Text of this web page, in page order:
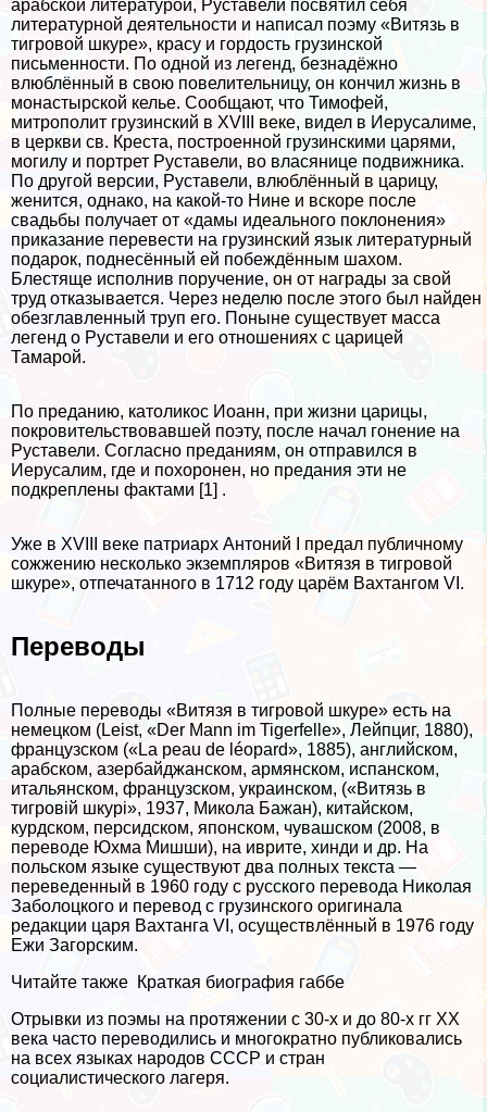
арабской литературой, Руставели посвятил себя
литературной деятельности и написал поэму «Витязь в
тигровой шкуре», красу и гордость грузинской
письменности. По одной из легенд, безнадёжно
влюблённый в свою повелительницу, он кончил жизнь в
монастырской келье. Сообщают, что Тимофей,
митрополит грузинский в XVIII веке, видел в Иерусалиме,
в церкви св. Креста, построенной грузинскими царями,
могилу и портрет Руставели, во власянице подвижника.
По другой версии, Руставели, влюблённый в царицу,
женится, однако, на какой-то Нине и вскоре после
свадьбы получает от «дамы идеального поклонения»
приказание перевести на грузинский язык литературный
подарок, поднесённый ей побеждённым шахом.
Блестяще исполнив поручение, он от награды за свой
труд отказывается. Через неделю после этого был найден
обезглавленный труп его. Поныне существует масса
легенд о Руставели и его отношениях с царицей
Тамарой.
По преданию, католикос Иоанн, при жизни царицы,
покровительствовавшей поэту, после начал гонение на
Руставели. Согласно преданиям, он отправился в
Иерусалим, где и похоронен, но предания эти не
подкреплены фактами [1] .
Уже в XVIII веке патриарх Антоний I предал публичному
сожжению несколько экземпляров «Витязя в тигровой
шкуре», отпечатанного в 1712 году царём Вахтангом VI.
Переводы
Полные переводы «Витязя в тигровой шкуре» есть на
немецком (Leist, «Der Mann im Tigerfelle», Лейпциг, 1880),
французском («La peau de léopard», 1885), английском,
арабском, азербайджанском, армянском, испанском,
итальянском, французском, украинском, («Витязь в
тигровій шкурі», 1937, Микола Бажан), китайском,
курдском, персидском, японском, чувашском (2008, в
переводе Юхма Мишши), на иврите, хинди и др. На
польском языке существуют два полных текста —
переведенный в 1960 году с русского перевода Николая
Заболоцкого и перевод с грузинского оригинала
редакции царя Вахтанга VI, осуществлённый в 1976 году
Ежи Загорским.
Читайте также Краткая биография габбе
Отрывки из поэмы на протяжении с 30-х и до 80-х гг XX
века часто переводились и многократно публиковались
на всех языках народов СССР и стран
социалистического лагеря.